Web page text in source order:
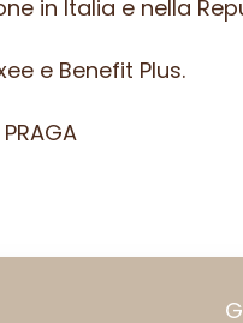
in Italia e nella
e Benefit Plus.